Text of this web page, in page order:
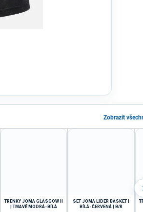
Zobrazit
TRENKY JOMA GLASGOW II
| TMAVĚ MODRÁ-BÍLÁ
SET JOMA LIDER BASKET |
BÍLÁ-ČERVENÁ | B/R